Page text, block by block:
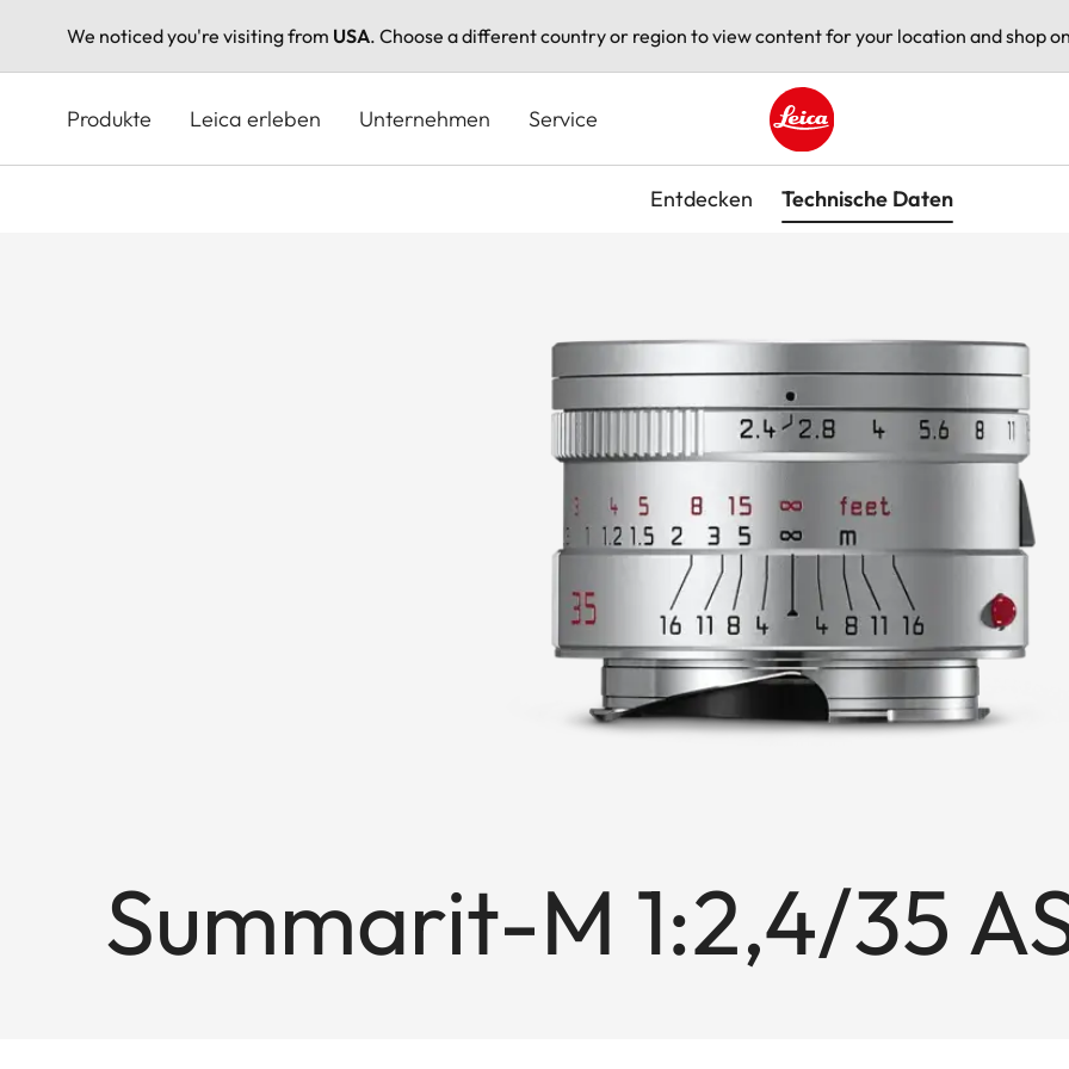
We noticed you're visiting from USA. Choose a different country or region to view content for your location and shop
Produkte Leica erleben Unternehmen Service
Leica logo - Home
Entdecken Technische Daten
Summarit-M 1:2,4/35